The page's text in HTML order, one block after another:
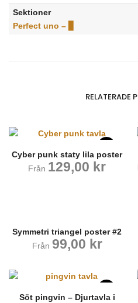
Sektioner
Perfect uno – ▊
RELATERADE
Cyber punk staty lila poster
Från 129,00 kr
Symmetri triangel poster #2
Från 99,00 kr
Söt pingvin – Djurtavla i